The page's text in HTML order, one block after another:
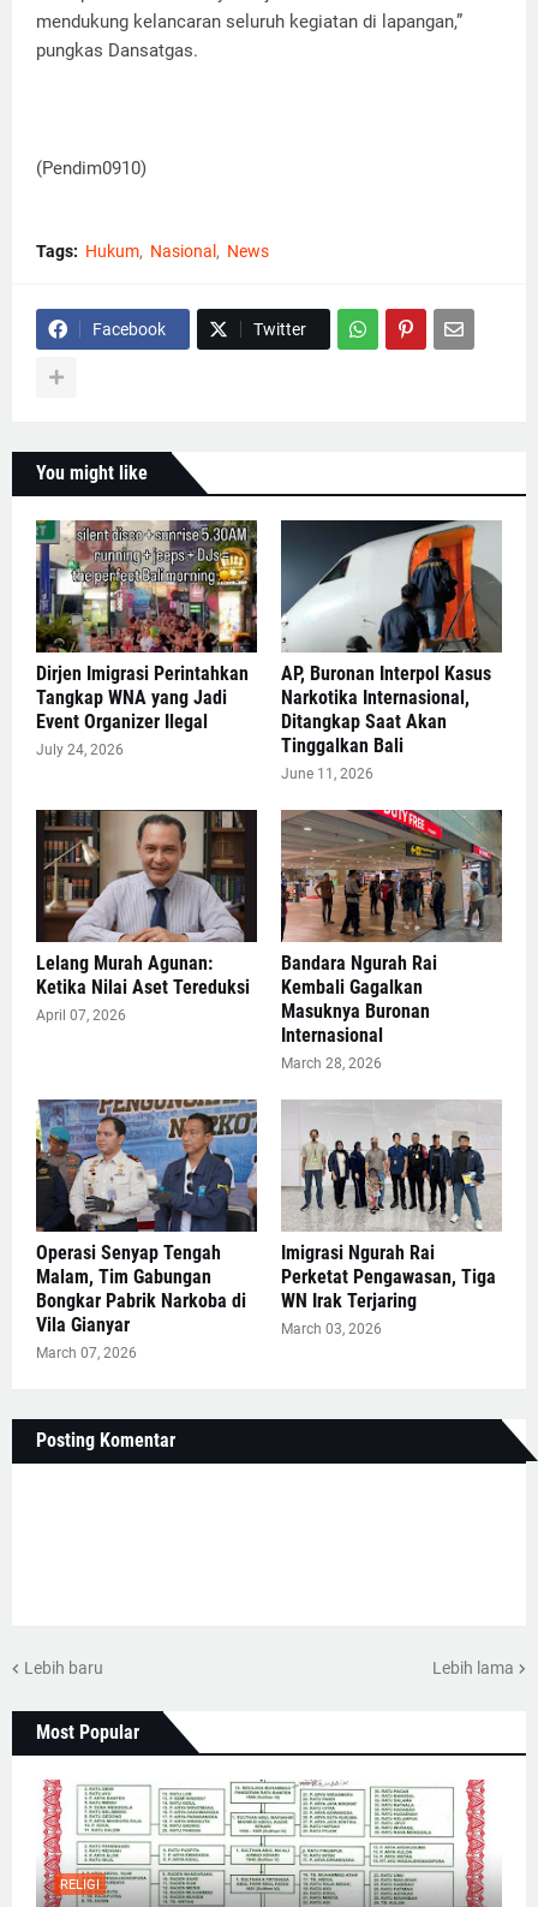
mendukung kelancaran seluruh kegiatan di lapangan,”
pungkas Dansatgas.
(Pendim0910)
Tags: Hukum Nasional News
Facebook Twitter
You might like
Dirjen Imigrasi Perintahkan
Tangkap WNA yang Jadi
Event Organizer Ilegal
July 24, 2026
AP, Buronan Interpol Kasus
Narkotika Internasional,
Ditangkap Saat Akan
Tinggalkan Bali
June 11, 2026
Lelang Murah Agunan:
Ketika Nilai Aset Tereduksi
April 07, 2026
Bandara Ngurah Rai
Kembali Gagalkan
Masuknya Buronan
Internasional
March 28, 2026
Operasi Senyap Tengah
Malam, Tim Gabungan
Bongkar Pabrik Narkoba di
Vila Gianyar
March 07, 2026
Imigrasi Ngurah Rai
Perketat Pengawasan, Tiga
WN Irak Terjaring
March 03, 2026
Posting Komentar
Lebih baru Lebih lama
Most Popular
RELIGI